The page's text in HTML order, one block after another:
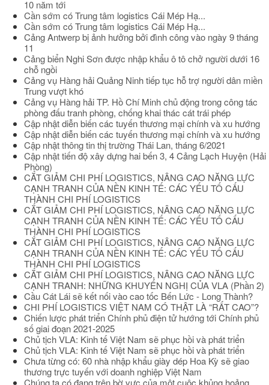
10 năm tới
Cần sớm có Trung tâm logistics Cái Mép Hạ...
Cần sớm có Trung tâm logistics Cái Mép Hạ...
Cảng Antwerp bị ảnh hưởng bởi đình công vào ngày 9 tháng
11
Cảng biển Nghi Sơn được nhập khẩu ô tô chở người dưới 16
chỗ ngồi
Cảng vụ Hàng hải Quảng Ninh tiếp tục hỗ trợ người dân miền
Trung vượt khó
Cảng vụ Hàng hải TP. Hồ Chí Minh chủ động trong công tác
phòng đấu tranh phòng, chống khai thác cát trái phép
Cập nhật diễn biến các tuyến thương mại chính và xu hướng
Cập nhật diễn biến các tuyến thương mại chính và xu hướng
Cập nhật thông tin thị trường Thái Lan, tháng 6/2021
Cập nhật tiến độ xây dựng hai bến 3, 4 Cảng Lạch Huyện (Hải
Phòng)
CẮT GIẢM CHI PHÍ LOGISTICS, NÂNG CAO NĂNG LỰC
CẠNH TRANH CỦA NỀN KINH TẾ: CÁC YẾU TỐ CẤU
THÀNH CHI PHÍ LOGISTICS
CẮT GIẢM CHI PHÍ LOGISTICS, NÂNG CAO NĂNG LỰC
CẠNH TRANH CỦA NỀN KINH TẾ: CÁC YẾU TỐ CẤU
THÀNH CHI PHÍ LOGISTICS
CẮT GIẢM CHI PHÍ LOGISTICS, NÂNG CAO NĂNG LỰC
CẠNH TRANH CỦA NỀN KINH TẾ: CÁC YẾU TỐ CẤU
THÀNH CHI PHÍ LOGISTICS
CẮT GIẢM CHI PHÍ LOGISTICS, NÂNG CAO NĂNG LỰC
CẠNH TRANH: NHỮNG KHUYẾN NGHỊ CỦA VLA (Phần 2)
Cầu Cát Lái sẽ kết nối vào cao tốc Bến Lức - Long Thành?
CHI PHÍ LOGISTICS VIỆT NAM CÓ THẬT LÀ “RẤT CAO”?
Chiến lược phát triển Chính phủ điện tử hướng tới Chính phủ
số giai đoạn 2021-2025
Chủ tịch VLA: Kinh tế Việt Nam sẽ phục hồi và phát triển
Chủ tịch VLA: Kinh tế Việt Nam sẽ phục hồi và phát triển
Chưa từng có: 60 nhà nhập khẩu giày dép Hoa Kỳ sẽ giao
thương trực tuyến với doanh nghiệp Việt Nam
Chúng ta có đang trên bờ vực của một cuộc khủng hoảng